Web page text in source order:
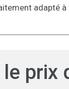
adapté
prix